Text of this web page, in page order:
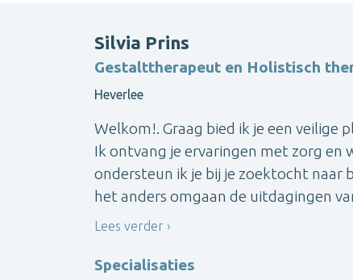
Silvia Prins
Gestalttherapeut en Holistisch
Heverlee
Welkom!. Graag bied ik je een veilige
Ik ontvang je ervaringen met zorg en
ondersteun ik je bij je zoektocht naar
het anders omgaan de uitdagingen
Lees verder
Specialisaties